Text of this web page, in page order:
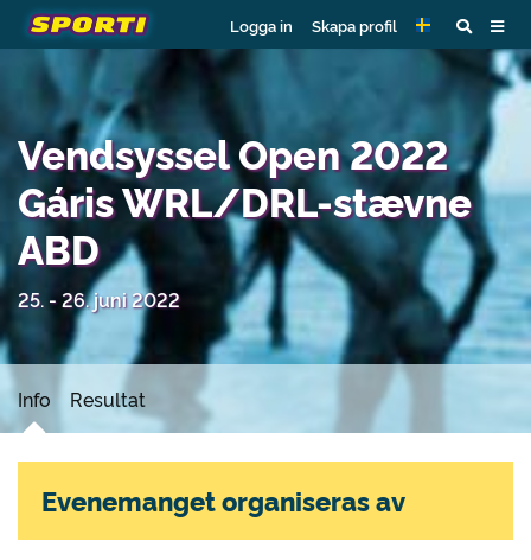
Logga in Skapa profil
Vendsyssel Open 2022
Gáris WRL/DRL-stævne
ABD
25. - 26. juni 2022
Info Resultat
Evenemanget organiseras av